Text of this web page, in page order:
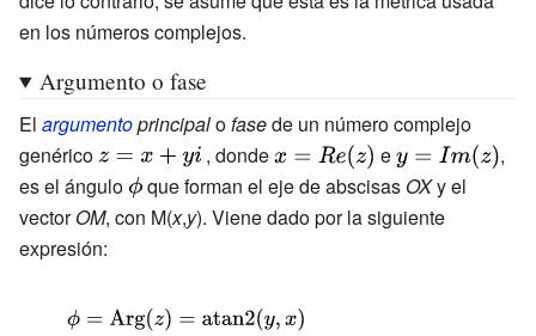
en los números complejos.
Argumento o fase
El argumentoprincipalofasede un número complejo
genérico{\displaystyle
z=x+yi\,}
, donde{\displaystyle
x=Re(z)}
e{\displaystyle
y=Im(z)}
,
es el ángulo {\displaystyle
\phi }
que forman el eje de abscisas OXy el
vectorOM, con M(x,y). Viene dado por la siguiente
expresión:
{\displaystyle \phi